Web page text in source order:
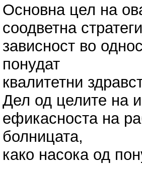
Основна цел на
соодветна
зависност во
понудат
квалитетни
Дел од целите на
ефикасноста на
болницата,
како насока од